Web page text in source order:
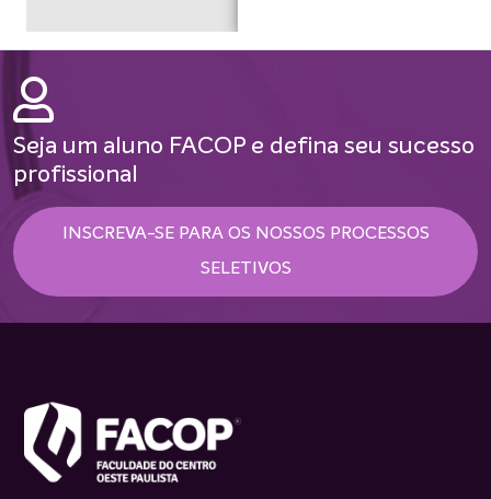
Seja um aluno FACOP e defina seu sucesso
profissional
INSCREVA-SE PARA OS NOSSOS PROCESSOS
SELETIVOS